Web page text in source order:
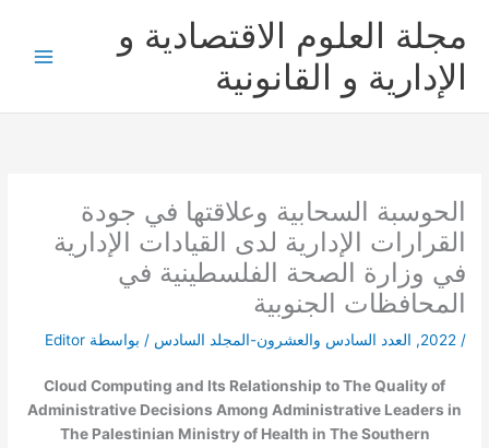
المحتوى
مجلة العلوم الاقتصادية و
الإدارية و القانونية
الحوسبة السحابية وعلاقتها في جودة
القرارات الإدارية لدى القيادات الإدارية
في وزارة الصحة الفلسطينية في
المحافظات الجنوبية
/
2022
, العدد السادس والعشرون-المجلد السادس / بواسطة Editor
Cloud Computing and Its Relationship to The Quality of
Administrative Decisions Among Administrative Leaders in
The Palestinian Ministry of Health in The Southern